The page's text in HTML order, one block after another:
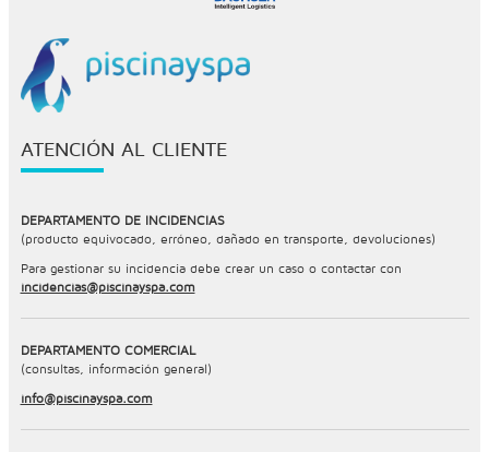
ATENCIÓN AL CLIENTE
DEPARTAMENTO DE INCIDENCIAS
(producto equivocado, erróneo, dañado en transporte, devoluciones)
Para gestionar su incidencia debe crear un caso o contactar con
incidencias@piscinayspa.com
DEPARTAMENTO COMERCIAL
(consultas, información general)
info@piscinayspa.com